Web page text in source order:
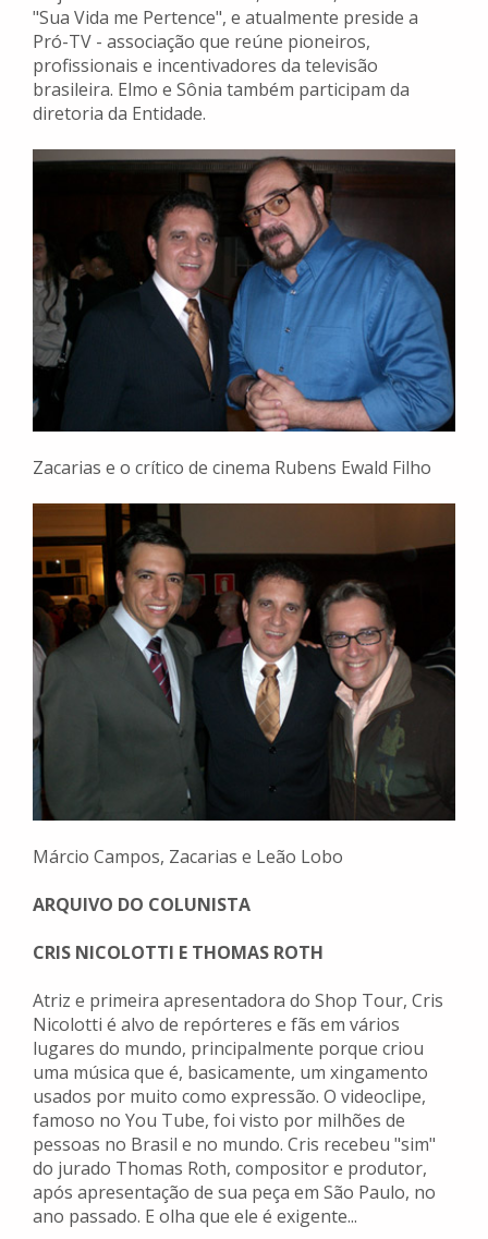
"Sua Vida me Pertence", e atualmente preside a
Pró-TV - associação que reúne pioneiros,
profissionais e incentivadores da televisão
brasileira. Elmo e Sônia também participam da
diretoria da Entidade.
Zacarias e o crítico de cinema Rubens Ewald Filho
Márcio Campos, Zacarias e Leão Lobo
ARQUIVO DO COLUNISTA
CRIS NICOLOTTI E THOMAS ROTH
Atriz e primeira apresentadora do Shop Tour, Cris
Nicolotti é alvo de repórteres e fãs em vários
lugares do mundo, principalmente porque criou
uma música que é, basicamente, um xingamento
usados por muito como expressão. O videoclipe,
famoso no You Tube, foi visto por milhões de
pessoas no Brasil e no mundo. Cris recebeu "sim"
do jurado Thomas Roth, compositor e produtor,
após apresentação de sua peça em São Paulo, no
ano passado. E olha que ele é exigente...